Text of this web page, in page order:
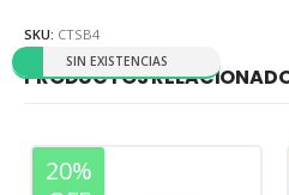
SIN EXISTENCIAS
SKU: CTSB4
PRODUCTOS
20%